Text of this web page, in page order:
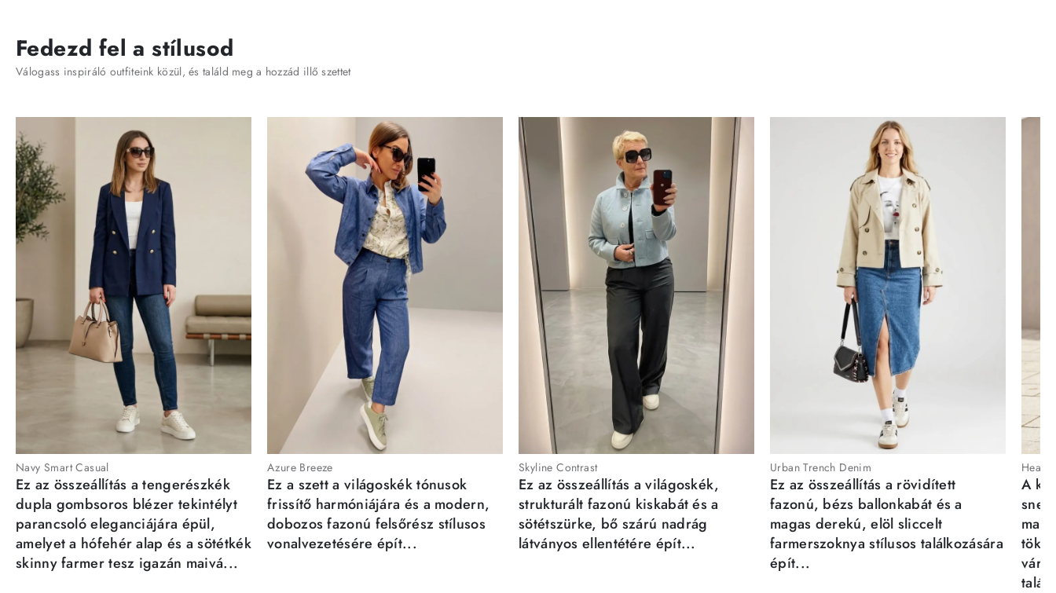
Fedezd fel a stílusod
Válogass inspiráló outfiteink közül, és találd meg a hozzád illő szettet
Navy Smart Casual
Ez az összeállítás a tengerészkék
dupla gombsoros blézer tekintélyt
parancsoló eleganciájára épül,
amelyet a hófehér alap és a sötétkék
skinny farmer tesz igazán maivá...
Azure Breeze
Ez a szett a világoskék tónusok
frissítő harmóniájára és a modern,
dobozos fazonú felsőrész stílusos
vonalvezetésére épít...
Skyline Contrast
Ez az összeállítás a világoskék,
strukturált fazonú kiskabát és a
sötétszürke, bő szárú nadrág
látványos ellentétére épít...
Urban Trench Denim
Ez az összeállítás a rövidített
fazonú, bézs ballonkabát és a
magas derekú, elöl sliccelt
farmerszoknya stílusos találkozására
épít...
A